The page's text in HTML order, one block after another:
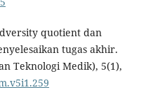
quotient dan
tugas akhir.
Teknologi Medik), 5(1),